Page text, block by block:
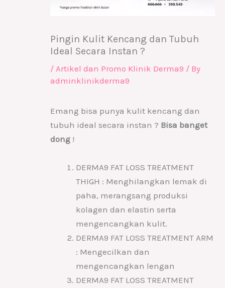
Pingin Kulit Kencang dan Tubuh
Ideal Secara Instan ?
/ Artikel dan Promo Klinik Derma9 / By
adminklinikderma9
Emang bisa punya kulit kencang dan
tubuh ideal secara instan ? Bisa banget
dong !
DERMA9 FAT LOSS TREATMENT
THIGH : Menghilangkan lemak di
paha, merangsang produksi
kolagen dan elastin serta
mengencangkan kulit.
DERMA9 FAT LOSS TREATMENT ARM
: Mengecilkan dan
mengencangkan lengan
DERMA9 FAT LOSS TREATMENT